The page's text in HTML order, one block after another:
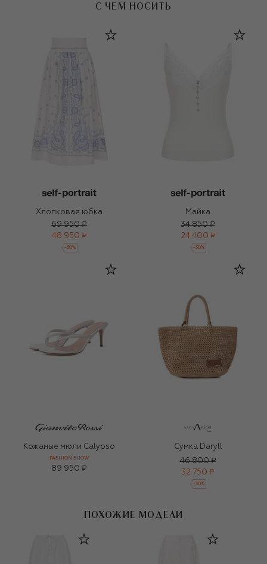
С ЧЕМ НОСИТЬ
Хлопковая юбка
69 950 ₽
48 950 ₽
-30%
Майка
34 850 ₽
24 400 ₽
-30%
Кожаные мюли Calypso
FASHION SHOW
89 950 ₽
Сумка Daryll
46 800 ₽
32 750 ₽
-30%
ПОХОЖИЕ МОДЕЛИ